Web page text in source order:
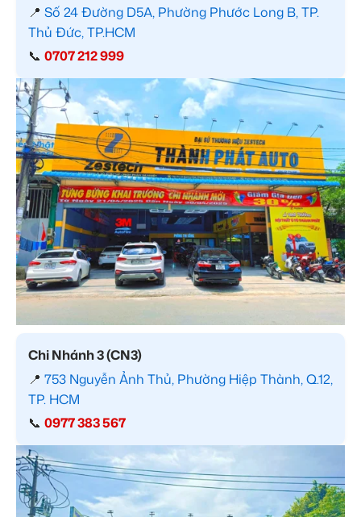
📍 Số 24 Đường D5A, Phường Phước Long B, TP.
Thủ Đức, TP.HCM
📞 0707 212 999
Chi Nhánh 3 (CN3)
📍 753 Nguyễn Ảnh Thủ, Phường Hiệp Thành, Q.12,
TP. HCM
📞 0977 383 567